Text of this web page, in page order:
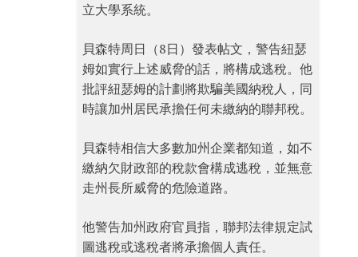
立大學系統。
貝森特周日（8日）發表帖文，警告紐瑟
姆如實行上述威脅的話，將構成逃稅。他
批評紐瑟姆的計劃將欺騙美國納稅人，同
時讓加州居民承擔任何未繳納的聯邦稅。
貝森特相信大多數加州企業都知道，如不
繳納欠財政部的稅款會構成逃稅，並無意
走州長所威脅的危險道路。
他警告加州政府官員指，聯邦法律規定試
圖逃稅或逃稅者將承擔個人責任。